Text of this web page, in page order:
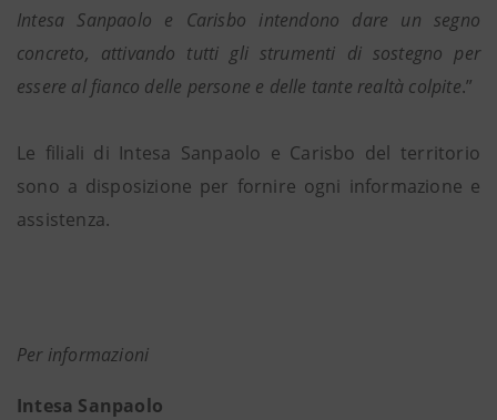
Intesa Sanpaolo e Carisbo intendono dare un segno
concreto, attivando tutti gli strumenti di sostegno per
essere al fianco delle persone e delle tante realtà colpite.”
Le filiali di Intesa Sanpaolo e Carisbo del territorio
sono a disposizione per fornire ogni informazione e
assistenza.
Per informazioni
Intesa Sanpaolo